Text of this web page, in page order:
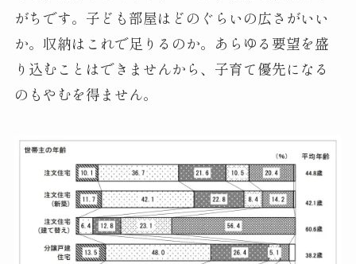
がちです。子ども部屋はどのぐらいの広さがいい
か。収納はこれで足りるのか。あらゆる要望を盛
り込むことはできませんから、子育て優先になる
のもやむを得ません。